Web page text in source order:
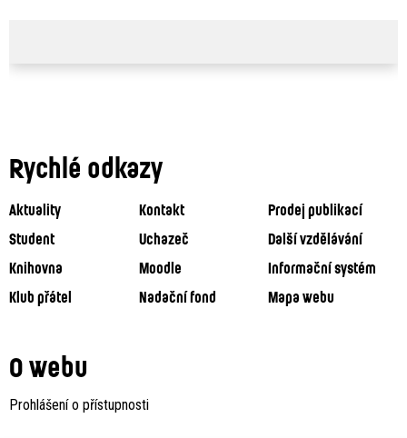
Rychlé odkazy
Aktuality Kontakt
Prodej publikací
Student
Uchazeč
Další vzdělávání
Knihovna
Moodle
Informační systém
Klub přátel
Nadační fond Mapa webu
O webu
Prohlášení o přístupnosti